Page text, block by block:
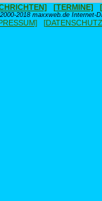
[TERMINE]
2018 maxxweb.de Internet-